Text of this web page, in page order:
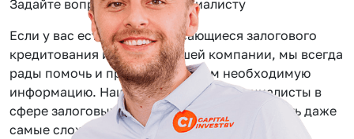
Задайте вопрос нашему специалисту
Если у вас есть вопросы касающиеся залогового
кредитования или услуг нашей компании, мы всегда
рады помочь и предоставить вам необходимую
информацию. Наши сотрудники — специалисты в
сфере залоговых займов, помогут вам решить даже
самые сложные задачи.